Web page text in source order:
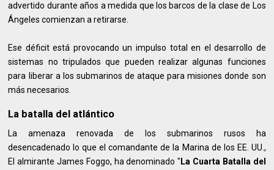
advertido durante años a medida que los barcos de la clase de Los
Ángeles comienzan a retirarse.
Ese déficit está provocando un impulso total en el desarrollo de
sistemas no tripulados que pueden realizar algunas funciones
para liberar a los submarinos de ataque para misiones donde son
más necesarios.
La batalla del atlántico
La amenaza renovada de los submarinos rusos ha
desencadenado lo que el comandante de la Marina de los EE. UU.,
El almirante James Foggo, ha denominado " La Cuarta Batalla del